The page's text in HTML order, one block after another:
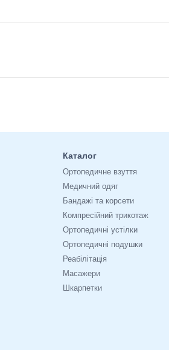
Каталог
Ортопедичне взуття
Медичний одяг
Бандажі та корсети
Компресійний трикотаж
Ортопедичні устілки
Ортопедичні подушки
Реабілітація
Масажери
Шкарпетки